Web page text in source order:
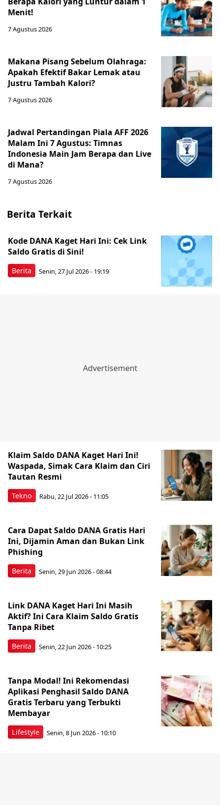
Menit!
7 Agustus 2026
Makana Pisang Sebelum Olahraga:
Apakah Efektif Bakar Lemak atau
Justru Tambah Kalori?
7 Agustus 2026
Jadwal Pertandingan Piala AFF 2026
Malam Ini 7 Agustus: Timnas
Indonesia Main Jam Berapa dan Live
di Mana?
7 Agustus 2026
Berita Terkait
Berita
Kode DANA Kaget Hari Ini: Cek Link
Saldo Gratis di Sini!
Senin, 27 Jul 2026 - 19:19
Tekno
Klaim Saldo DANA Kaget Hari Ini!
Waspada, Simak Cara Klaim dan Ciri
Tautan Resmi
Rabu, 22 Jul 2026 - 11:05
Berita
Cara Dapat Saldo DANA Gratis Hari
Ini, Dijamin Aman dan Bukan Link
Phishing
Senin, 29 Jun 2026 - 08:44
Berita
Link DANA Kaget Hari Ini Masih
Aktif? Ini Cara Klaim Saldo Gratis
Tanpa Ribet
Senin, 22 Jun 2026 - 10:25
Lifestyle
Tanpa Modal! Ini Rekomendasi
Aplikasi Penghasil Saldo DANA
Gratis Terbaru yang Terbukti
Membayar
Senin, 8 Jun 2026 - 10:10